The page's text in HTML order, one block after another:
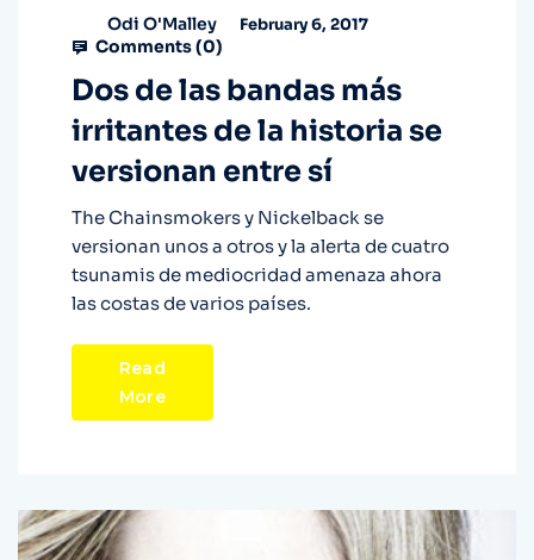
Odi O'Malley February 6, 2017
Comments (0)
Dos de las bandas más
irritantes de la historia se
versionan entre sí
The Chainsmokers y Nickelback se
versionan unos a otros y la alerta de cuatro
tsunamis de mediocridad amenaza ahora
las costas de varios países.
Read
More